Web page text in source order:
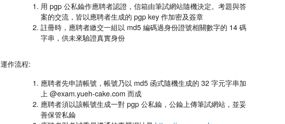
用 pgp 公私錀作應聘者認證，信箱由筆試網站隨機決定。考題與答
案的交流，皆以應聘者生成的 pgp key 作加密及簽章
註冊時，應聘者繳交一組以 md5 編碼過身份證號相關數字的 14 碼
字串，供未來驗證真實身份
運作流程:
應聘者先申請帳號，帳號乃以 md5 函式隨機生成的 32 字元字串加
上 @exam.yueh-cake.com 而成
應聘者須以該帳號生成一對 pgp 公私錀，公錀上傳筆試網站，並妥
善保管私錀